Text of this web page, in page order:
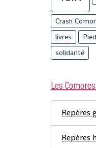
Crash
livres
solidarité
Les
Repères
Repères